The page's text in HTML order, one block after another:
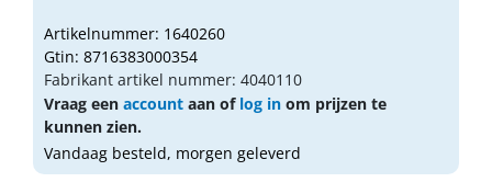
Artikelnummer: 1640260
Gtin: 8716383000354
Fabrikant artikel nummer: 4040110
Vraag een account aan of log in om prijzen te
kunnen zien.
Vandaag besteld, morgen geleverd